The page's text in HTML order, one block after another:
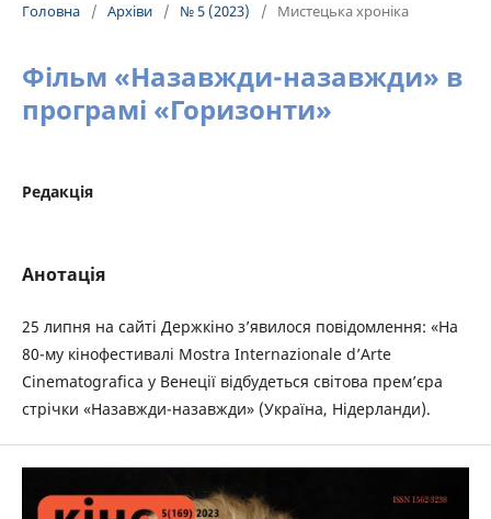
Головна / Архіви / № 5 (2023) / Мистецька хроніка
Фільм «Назавжди-назавжди» в
програмі «Горизонти»
Редакція
Анотація
25 липня на сайті Держкіно з’явилося повідомлення: «На
80-му кінофестивалі Mostra Internazionale d’Arte
Cinematografica у Венеції відбудеться світова премʼєра
стрічки «Назавжди-назавжди» (Україна, Нідерланди).